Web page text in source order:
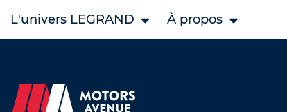
L'univers LEGRAND À propos